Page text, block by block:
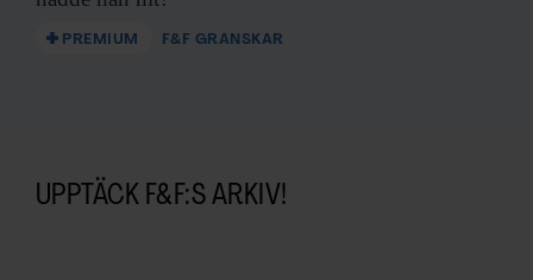
PREMIUM F&F GRANSKAR
UPPTÄCK F&F:S ARKIV!